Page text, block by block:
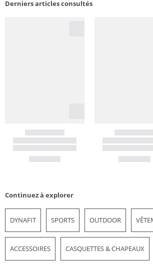
Derniers articles consultés
Continuez à explorer
DYNAFIT SPORTS OUTDOOR
ACCESSOIRES CASQUETTES & CHAPEAUX